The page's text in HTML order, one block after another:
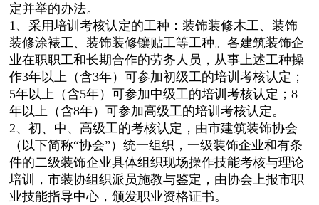
定并举的办法。
1、采用培训考核认定的工种：装饰装修木工、装饰
装修涂裱工、装饰装修镶贴工等工种。各建筑装饰企
业在职职工和长期合作的劳务人员，从事上述工种操
作3年以上（含3年）可参加初级工的培训考核认定；
5年以上（含5年）可参加中级工的培训考核认定；8
年以上（含8年）可参加高级工的培训考核认定。
2、初、中、高级工的考核认定，由市建筑装饰协会
（以下简称“协会”）统一组织，一级装饰企业和有条
件的二级装饰企业具体组织现场操作技能考核与理论
培训，市装协组织派员施教与鉴定，由协会上报市职
业技能指导中心，颁发职业资格证书。